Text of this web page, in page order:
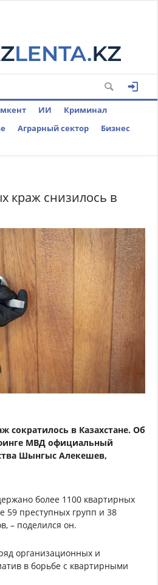
ИИ
Криминал
Аграрный сектор
Бизнес
краж снизилось в
сократилось в Казахстане. Об
МВД официальный
Шынгыс Алекешев,
более 1100 квартирных
59 преступных групп и 38
– поделился он.
организационных и
в борьбе с квартирными